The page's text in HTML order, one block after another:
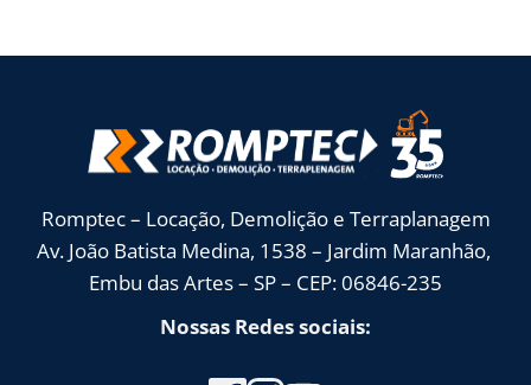
Romptec – Locação, Demolição e Terraplanagem
Av. João Batista Medina, 1538 – Jardim Maranhão,
Embu das Artes – SP – CEP: 06846-235
Nossas Redes sociais: